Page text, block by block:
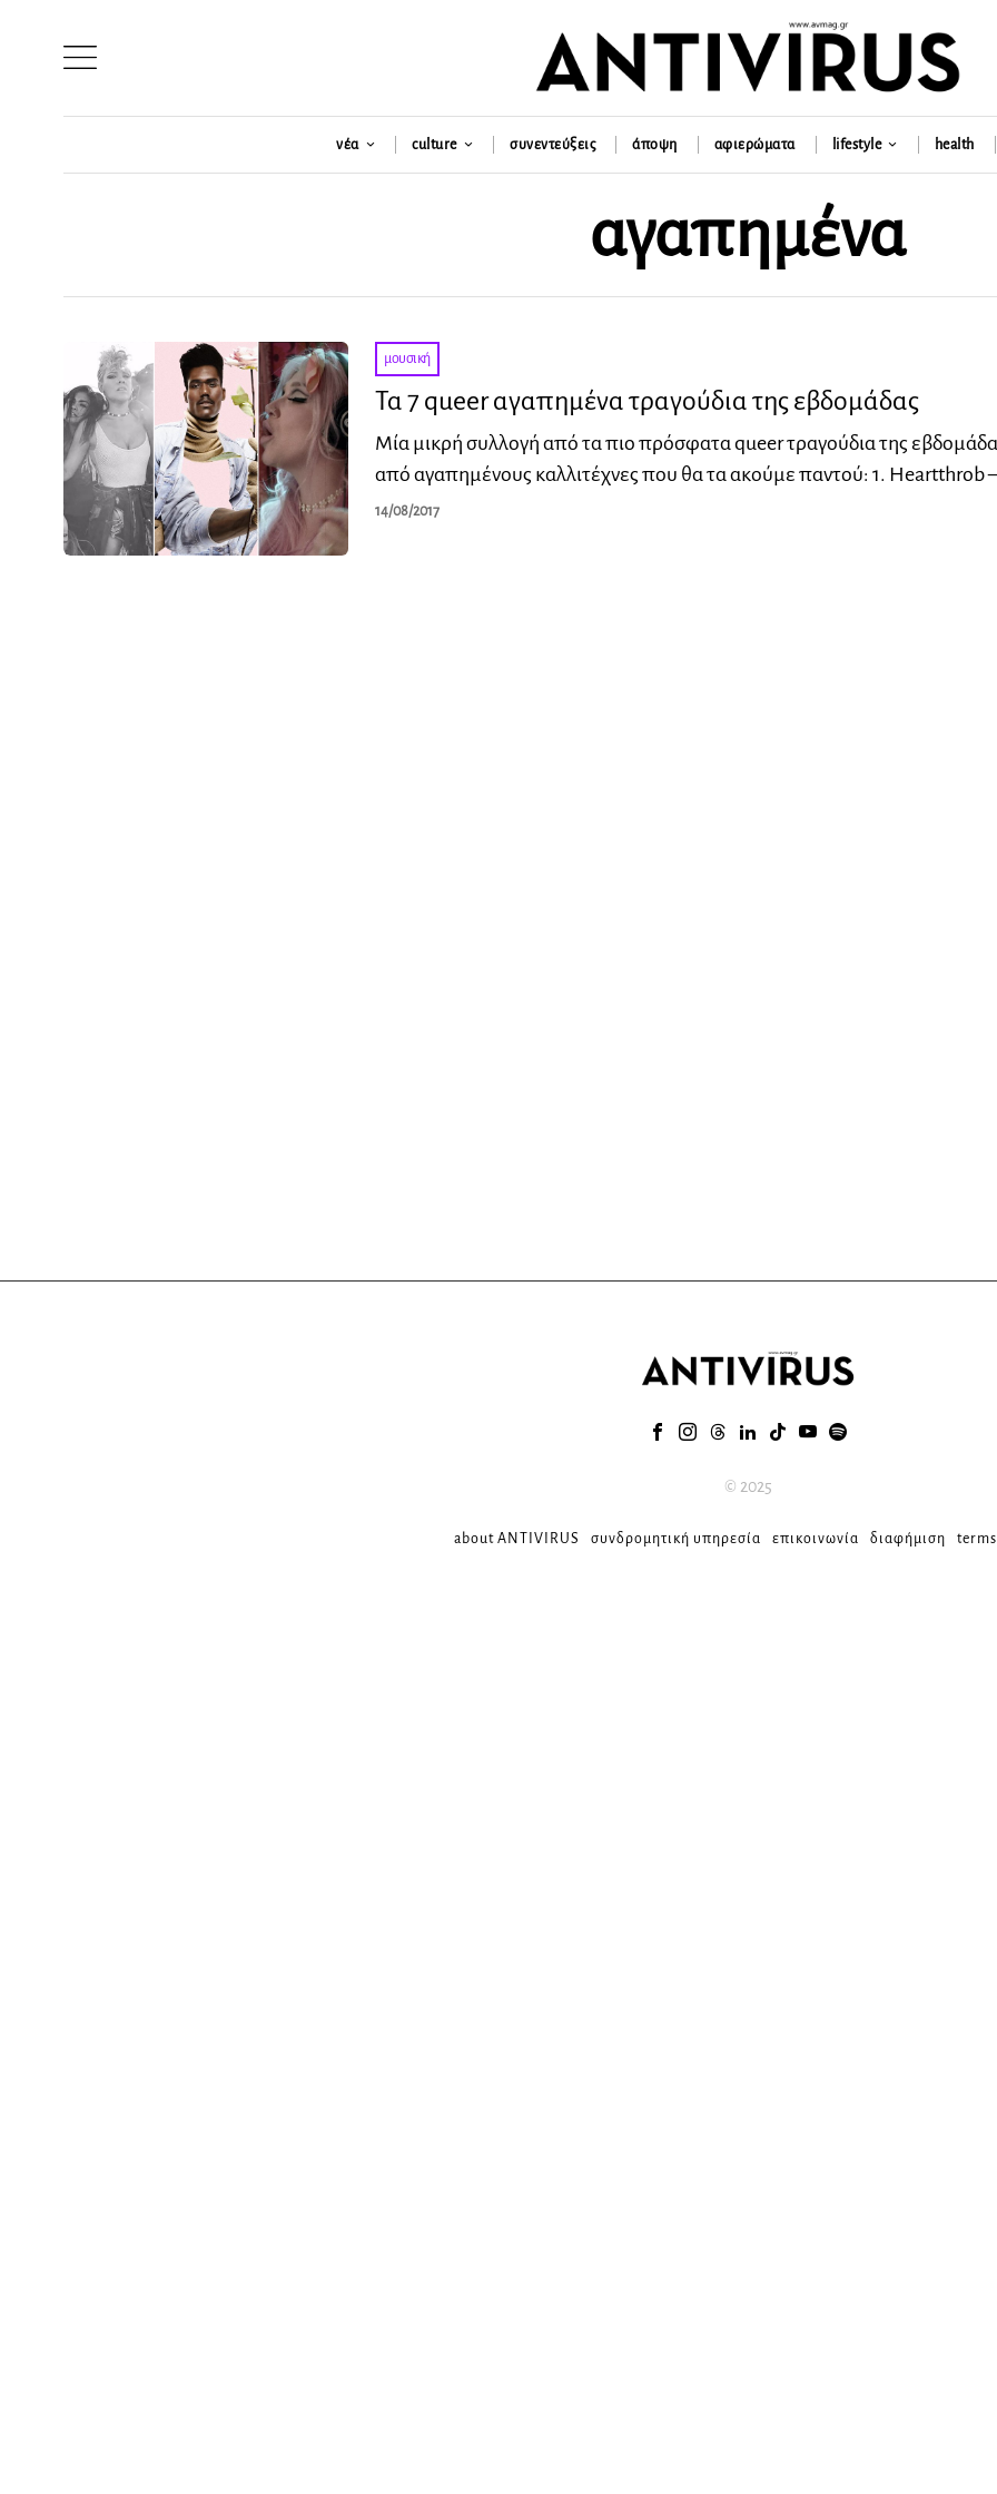
νέα culture συνεντεύξεις άποψη αφιερώματα lifestyle health
αγαπημένα
μουσική
Τα 7 queer αγαπημένα τραγούδια της εβδομάδας
Μία μικρή συλλογή από τα πιο πρόσφατα queer τραγούδια της
από αγαπημένους καλλιτέχνες που θα τα ακούμε παντού: 1. Heartthrob
14/08/2017
© 2025
about ANTIVIRUS συνδρομητική υπηρεσία επικοινωνία διαφήμιση